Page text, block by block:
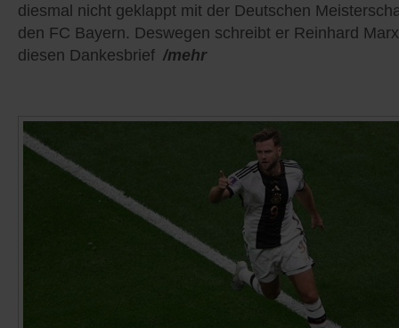
diesmal nicht geklappt mit der Deutschen
den FC Bayern. Deswegen schreibt er Reinhard Marx
diesen Dankesbrief /mehr